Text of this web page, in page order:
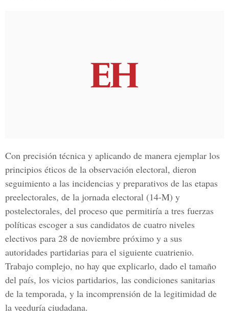
Con precisión técnica y aplicando de manera ejemplar los
principios éticos de la observación electoral, dieron
seguimiento a las incidencias y preparativos de las etapas
preelectorales, de la jornada electoral (14-M) y
postelectorales, del proceso que permitiría a tres fuerzas
políticas escoger a sus candidatos de cuatro niveles
electivos para 28 de noviembre próximo y a sus
autoridades partidarias para el siguiente cuatrienio.
Trabajo complejo, no hay que explicarlo, dado el tamaño
del país, los vicios partidarios, las condiciones sanitarias
de la temporada, y la incomprensión de la legitimidad de
la veeduría ciudadana.